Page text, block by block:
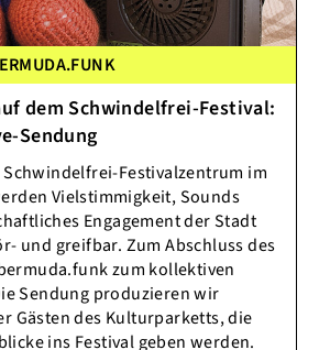
dem Schwindelfrei-Festival:
Sendung
Festivalzentrum im
Vielstimmigkeit, Sounds
Engagement der Stadt
und greifbar. Zum Abschluss des
zum kollektiven
Sendung produzieren wir
Gästen des Kulturparketts, die
ins Festival geben werden.